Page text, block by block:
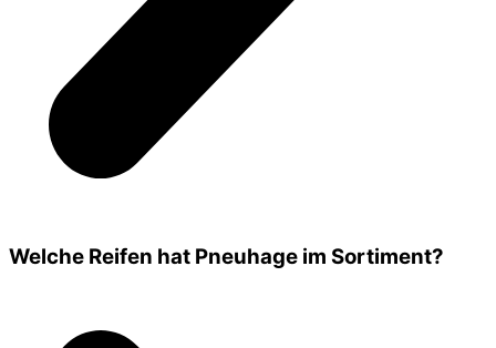
Welche Reifen hat Pneuhage im Sortiment?